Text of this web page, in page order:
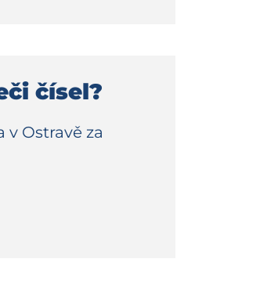
čísel?
v Ostravě za